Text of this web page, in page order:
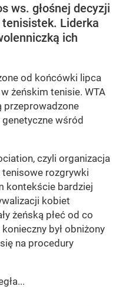
ws. głośnej decyzji
tenisistek. Liderka
ich
od końcówki lipca
żeńskim tenisie. WTA
przeprowadzone
wśród
czyli organizacja
tenisowe rozgrywki
kontekście bardziej
kobiet
żeńską płeć od co
był obniżony
na procedury